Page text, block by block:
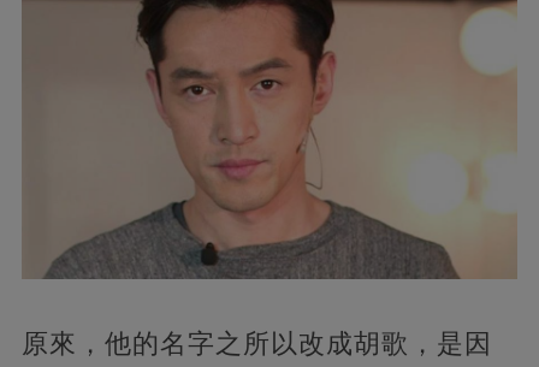
原來，他的名字之所以改成胡歌，是因